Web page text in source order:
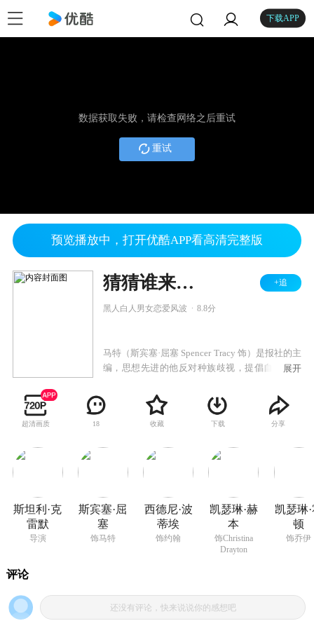
下载APP
数据获取失败，请检查网络之后重试
重试
预览播放中，打开优酷APP看高清完整版
猜猜谁来吃晚餐 +追
黑人白人男女恋爱风波 8.8分
马特（斯宾塞·屈塞 Spencer Tracy 饰）是报社的主
编，思想先进的他反对种族歧视，提倡自由和平
（凯瑟琳·霍顿 Katharine Houghton 饰）带着男友
约翰（西德尼·波蒂埃 Sidney Poitier 饰）来到自己
面前时，马特却彻底傻了眼。原来，约翰是一个
小说和电视里看到的剧情，竟然发生在了自己的
身上。一边是信奉的自由主义，一边是骨子里无
中，同时，约翰的父亲对于这门亲事也是极力反
对。面对着巨大的压力，乔伊和约翰并没有气
馁，看到了女儿的坚强，马特若有所思。
展开
超清画质 18 收藏 下载 分享
斯坦利·克
雷默
导演
斯宾塞·屈
塞
饰马特
西德尼·波
蒂埃
饰约翰
凯瑟琳·赫
本
饰Christina
Drayton
凯瑟琳
顿
饰乔伊